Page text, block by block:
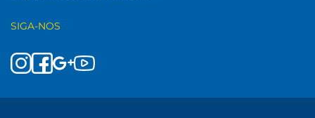
SIGA-NOS